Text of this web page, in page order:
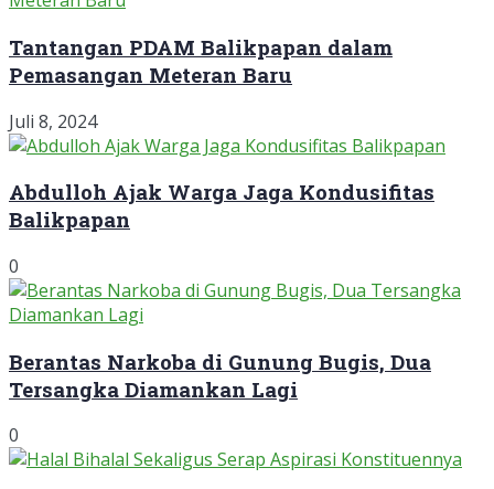
Tantangan PDAM Balikpapan dalam
Pemasangan Meteran Baru
Juli 8, 2024
Abdulloh Ajak Warga Jaga Kondusifitas
Balikpapan
0
Berantas Narkoba di Gunung Bugis, Dua
Tersangka Diamankan Lagi
0